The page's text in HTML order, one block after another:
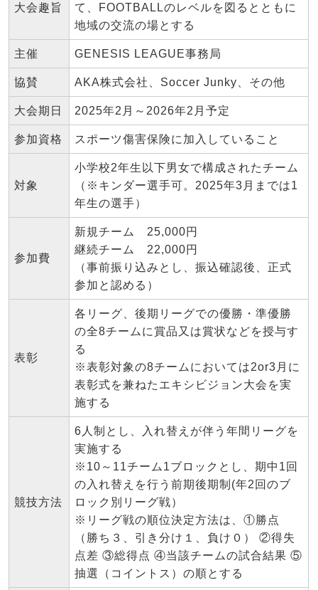
大会趣旨
て、FOOTBALLのレベルを図るとともに
地域の交流の場とする
主催 GENESIS LEAGUE事務局
協賛 AKA株式会社、Soccer Junky、その他
大会期日 2025年2月～2026年2月予定
参加資格 スポーツ傷害保険に加入していること
対象
小学校2年生以下男女で構成されたチーム
（※キンダー選手可。2025年3月までは1
年生の選手）
参加費
新規チーム 25,000円
継続チーム 22,000円
（事前振り込みとし、振込確認後、正式
参加と認める）
表彰
各リーグ、後期リーグでの優勝・準優勝
の全8チームに賞品又は賞状などを授与す
る
※表彰対象の8チームにおいては2or3月に
表彰式を兼ねたエキシビジョン大会を実
施する
競技方法
6人制とし、入れ替えが伴う年間リーグを
実施する
※10～11チーム1ブロックとし、期中1回
の入れ替えを行う前期後期制(年2回のブ
ロック別リーグ戦）
※リーグ戦の順位決定方法は、①勝点
（勝ち３、引き分け１、負け０） ②得失
点差 ③総得点 ④当該チームの試合結果 ⑤
抽選（コイントス）の順とする